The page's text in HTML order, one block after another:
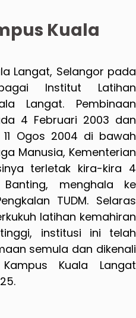
Kuala
Langat, Selangor pada
Institut Latihan
Langat. Pembinaan
4 Februari 2003 dan
Ogos 2004 di bawah
Manusia, Kementerian
terletak kira-kira 4
menghala ke
TUDM. Selaras
latihan kemahiran
institusi ini telah
semula dan dikenali
Kuala Langat